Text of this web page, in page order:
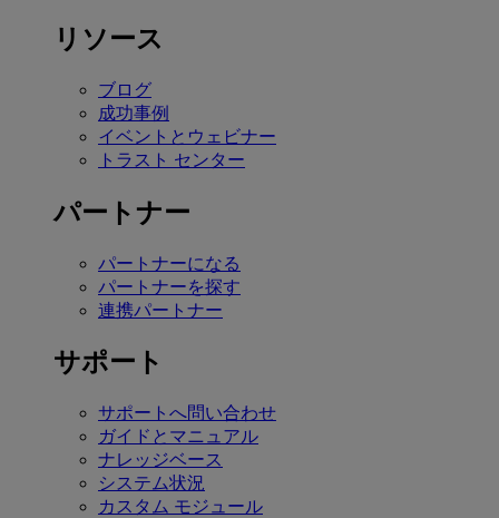
リソース
ブログ
成功事例
イベントとウェビナー
トラスト センター
パートナー
パートナーになる
パートナーを探す
連携パートナー
サポート
サポートへ問い合わせ
ガイドとマニュアル
ナレッジベース
システム状況
カスタム モジュール